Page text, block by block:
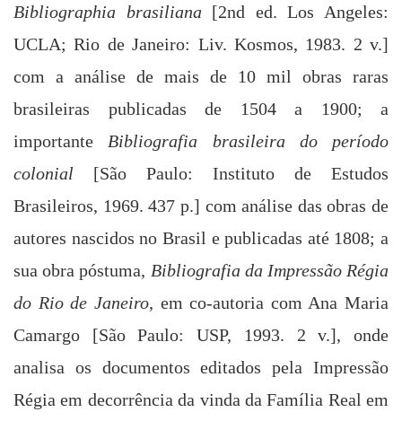
Bibliographia brasiliana[2nd ed. Los Angeles:
UCLA; Rio de Janeiro: Liv. Kosmos, 1983. 2 v.]
com a análise de mais de 10 mil obras raras
brasileiras publicadas de 1504 a 1900; a
importante Bibliografia brasileira do período
colonial [São Paulo: Instituto de Estudos
Brasileiros, 1969. 437 p.] com análise das obras de
autores nascidos no Brasil e publicadas até 1808; a
sua obra póstuma, Bibliografia da Impressão Régia
do Rio de Janeiro, em co-autoria com Ana Maria
Camargo [São Paulo: USP, 1993. 2 v.], onde
analisa os documentos editados pela Impressão
Régia em decorrência da vinda da Família Real em